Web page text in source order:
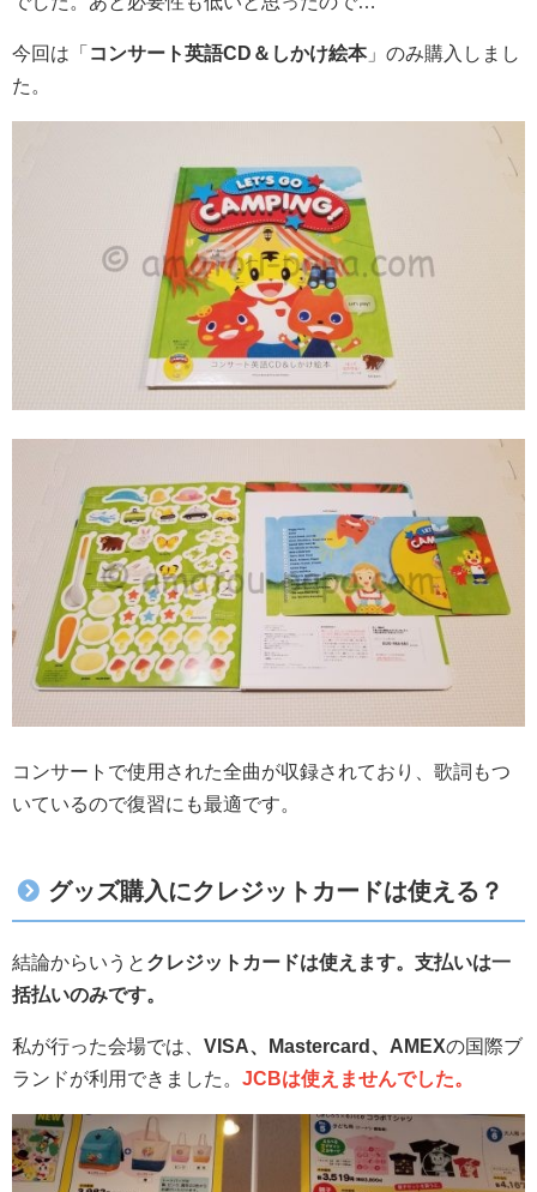
今回は「 コンサート英語CD＆しかけ絵本」のみ購入しまし
た。
コンサートで使用された全曲が収録されており、歌詞もつ
いているので復習にも最適です。
グッズ購入にクレジットカードは使える？
結論からいうと クレジットカードは使えます。支払いは一
括払いのみです。
私が行った会場では、 VISA、Mastercard、AMEXの国際ブ
ランドが利用できました。 JCBは使えませんでした。